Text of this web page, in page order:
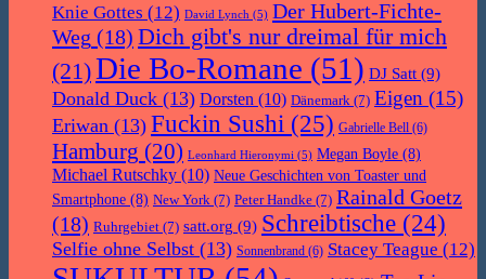
Knie Gottes (12) David Lynch (5) Der Hubert-Fichte-
Weg (18) Dich gibt's nur dreimal für mich
(21)Die Bo-Romane (51) DJ Satt (9)
Donald Duck (13) Dorsten (10) Dänemark (7) Eigen (15)
Eriwan (13) Fuckin Sushi (25) Gabrielle Bell (6)
Hamburg (20) Leonhard Hieronymi (5) Megan Boyle (8)
Michael Rutschky (10) Neue Geschichten von Toaster und
Smartphone (8) New York (7) Peter Handke (7) Rainald Goetz
(18) Ruhrgebiet (7) satt.org (9) Schreibtische (24)
Selfie ohne Selbst (13) Sonnenbrand (6) Stacey Teague (12)